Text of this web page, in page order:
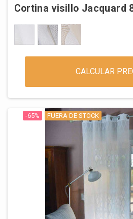
Cortina visillo Jacquard
GRIS LINO
CALCULAR
-65% FUERA DE STOCK